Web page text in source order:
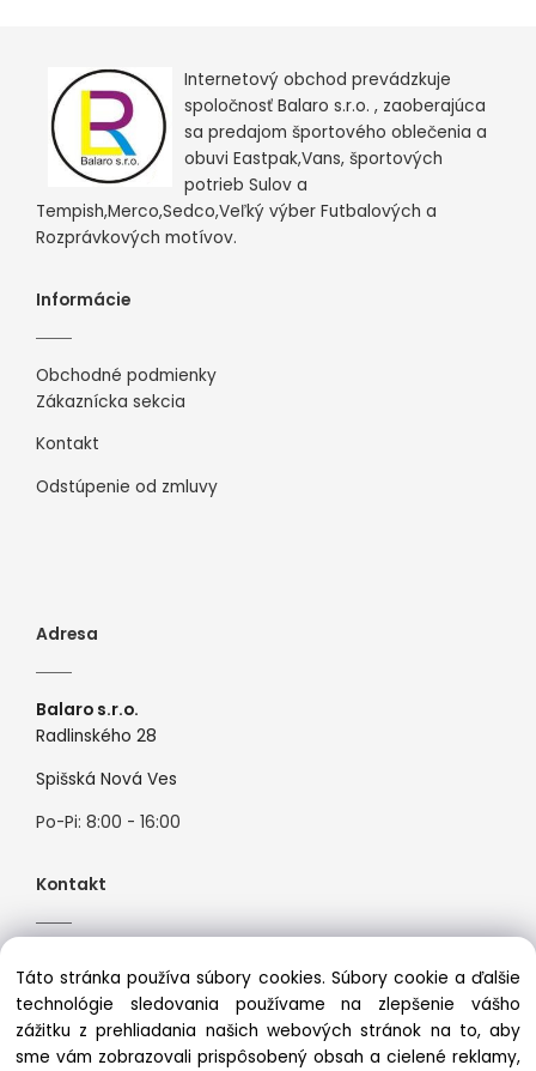
Internetový obchod prevádzkuje
spoločnosť Balaro s.r.o. , zaoberajúca
sa predajom športového oblečenia a
obuvi Eastpak,Vans, športových
potrieb Sulov a
Tempish,Merco,Sedco,Veľký výber Futbalových a
Rozprávkových motívov.
Informácie
Obchodné podmienky
Zákaznícka sekcia
Kontakt
Odstúpenie od zmluvy
Adresa
Balaro s.r.o.
Radlinského 28
Spišská Nová Ves
Po-Pi: 8:00 - 16:00
Kontakt
Mail:info@premiosport.sk
Táto stránka používa súbory cookies. Súbory cookie a ďalšie
technológie sledovania používame na zlepšenie vášho
zážitku z prehliadania našich webových stránok na to, aby
sme vám zobrazovali prispôsobený obsah a cielené reklamy,